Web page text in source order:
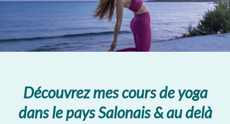
Découvrez mes cours de yoga
dans le pays Salonais & au delà